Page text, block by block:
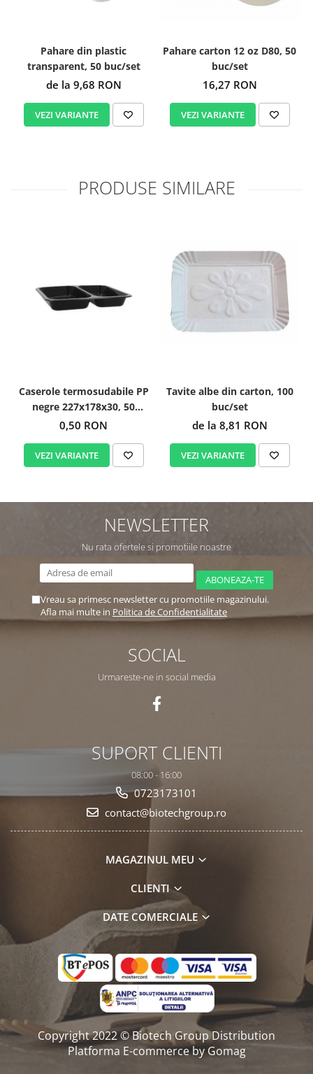
Pahare din plastic
transparent, 50 buc/set
de la 9,68 RON
VEZI VARIANTE
Pahare carton 12 oz D80, 50
buc/set
16,27 RON
VEZI VARIANTE
PRODUSE SIMILARE
Caserole termosudabile PP
negre 227x178x30, 50
buc/set
0,50 RON
VEZI VARIANTE
Tavite albe din carton, 100
buc/set
de la 8,81 RON
VEZI VARIANTE
NEWSLETTER
Nu rata ofertele si promotiile noastre
Vreau sa primesc newsletter cu promotiile magazinului.
Afla mai multe in Politica de Confidentialitate
SOCIAL
Urmareste-ne in social media
SUPORT CLIENTI
08:00 - 16:00
0723173101
contact@biotechgroup.ro
MAGAZINUL MEU
CLIENTI
DATE COMERCIALE
Copyright 2022 © Biotech Group Distribution
Platforma E-commerce by Gomag